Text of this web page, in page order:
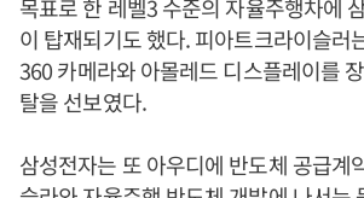
목표로 한 레벨3 수준의 자율주행차에
이 탑재되기도 했다. 피아트크라이슬러
360 카메라와 아몰레드 디스플레이를
탈을 선보였다.
삼성전자는 또 아우디에 반도체 공급계